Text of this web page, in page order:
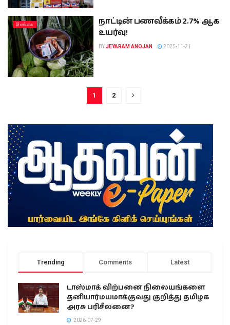
இலங்கை
நாட்டின் பணவீக்கம் 2.7% ஆக
உயர்வு!
BYJEYARAM ANOJAN 2025-11-21
1 2
Trending Comments Latest
டாஸ்மாக் விற்பனை நிலையங்களை
தனியார்மயமாக்குவது குறித்து தமிழக
அரசு பரிசீலனை?
2026-07-29